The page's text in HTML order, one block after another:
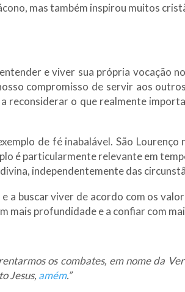
mas também inspirou muitos
e viver sua própria vocação
compromisso de servir aos
reconsiderar o que realmente
de fé inabalável. São Lourenço
é particularmente relevante em
independentemente das
a buscar viver de acordo com os
mais profundidade e a confiar com
os combates, em nome da
Jesus, amém.”